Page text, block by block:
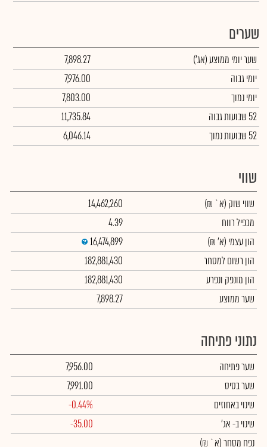
שערים
שער יומי ממוצע(אג')
7,898.27
יומי גבוה
7,976.00
יומי נמוך
7,803.00
52 שבועות גבוה
11,735.84
52 שבועות נמוך
6,046.14
שווי
שווי שוק (א` ₪)
14,462,260
מכפיל רווח
4.39
הון עצמי (א' ₪)
16,474,899
הון רשום למסחר
182,881,430
הון מונפק ונפרע
182,881,430
שער ממוצע
7,898.27
נתוני פתיחה
שער פתיחה
7,956.00
שער בסיס
7,991.00
שינוי באחוזים
-0.44%
שינויב- אג'
-35.00
נפח מסחר(א` ₪)